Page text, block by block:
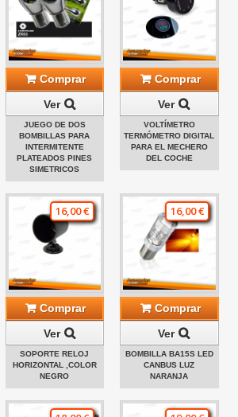
Comprar
Ver
JUEGO DE DOS
BOMBILLAS PARA
INTERMITENTE
PLATEADOS PINES
SIMETRICOS
Comprar
Ver
VOLTÍMETRO
TERMÓMETRO DIGITAL
PARA EL MECHERO
DEL COCHE
16,00 €
Comprar
Ver
SOPORTE RELOJ
HORIZONTAL ,COLOR
NEGRO
16,00 €
Comprar
Ver
BOMBILLA BA15S LED
CANBUS LUZ
NARANJA